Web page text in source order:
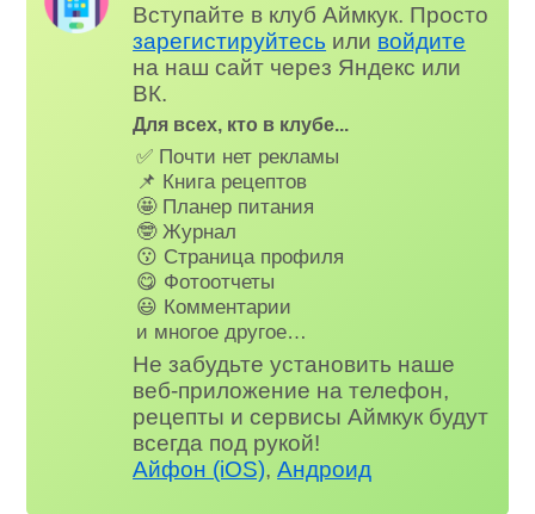
Вступайте в клуб Аймкук. Просто
зарегистируйтесь или войдите
на наш сайт через Яндекс или
ВК.
Для всех, кто в клубе...
✅ Почти нет рекламы
📌 Книга рецептов
🤩 Планер питания
🤓 Журнал
😗 Страница профиля
😋 Фотоотчеты
😃 Комментарии
и многое другое…
Не забудьте установить наше
веб-приложение на телефон,
рецепты и сервисы Аймкук будут
всегда под рукой!
Айфон (iOS),Андроид